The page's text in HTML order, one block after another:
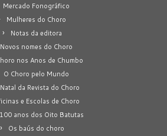
Mercado Fonográfico
Mulheres do Choro
Notas da editora
Novos nomes do Choro
nos Anos de Chumbo
O Choro pelo Mundo
da Revista do Choro
e Escolas de Choro
anos dos Oito Batutas
Os baús do choro